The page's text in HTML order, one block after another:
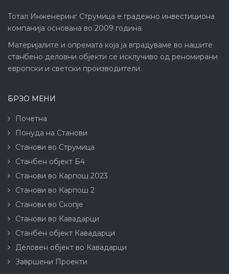
Тотал Инженеринг Струмица е градежно инвестициона
компанија основана во 2009 година.
Материјалите и опремата која ја вградуваме во нашите
станбено деловни објекти се исклучиво од реномирани
европски и светски производители.
БРЗО МЕНИ
Почетна
Понуда на Станови
Станови во Струмица
Станбен објект Б4
Станови во Карпош 2023
Станови во Карпош 2
Станови во Скопје
Станови во Кавадарци
Станбен објект Кавадарци
Деловен објект во Кавадарци
Завршени Проекти